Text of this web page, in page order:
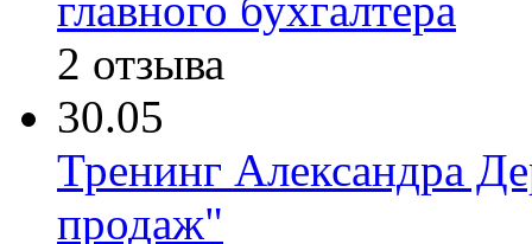
главного бухгалтера
2 отзыва
30.05
Тренинг Александра
продаж"